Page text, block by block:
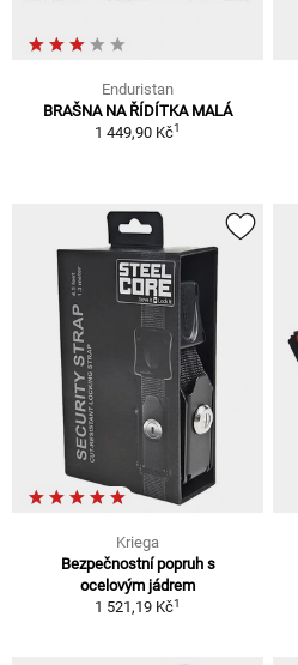
Enduristan
BRAŠNA NA ŘÍDÍTKA MALÁ
1 449,90 Kč1
Kriega
Bezpečnostní popruh s
ocelovým jádrem
1 521,19 Kč1